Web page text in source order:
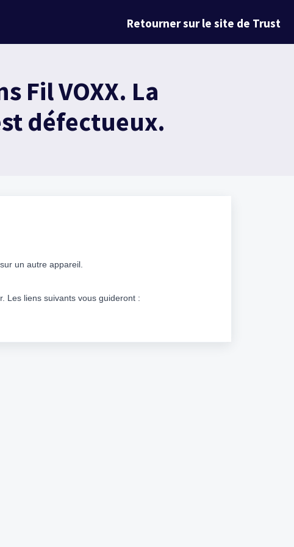
Retourner sur le site de Trust
Fil VOXX. La
défectueux.
un autre appareil.
Les liens suivants vous guideront :